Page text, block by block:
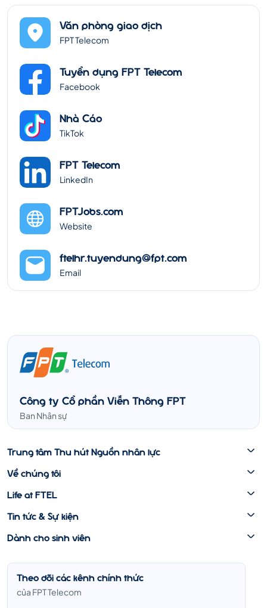
Văn phòng giao dịch
FPT Telecom
Tuyển dụng FPT Telecom
Facebook
Nhà Cáo
TikTok
FPT Telecom
LinkedIn
FPTJobs.com
Website
ftelhr.tuyendung@fpt.com
Email
Công ty Cổ phần Viễn Thông FPT
Ban Nhân sự
Trung tâm Thu hút Nguồn nhân lực
Về chúng tôi
Life at FTEL
Tin tức & Sự kiện
Dành cho sinh viên
Theo dõi các kênh chính thức
của FPT Telecom